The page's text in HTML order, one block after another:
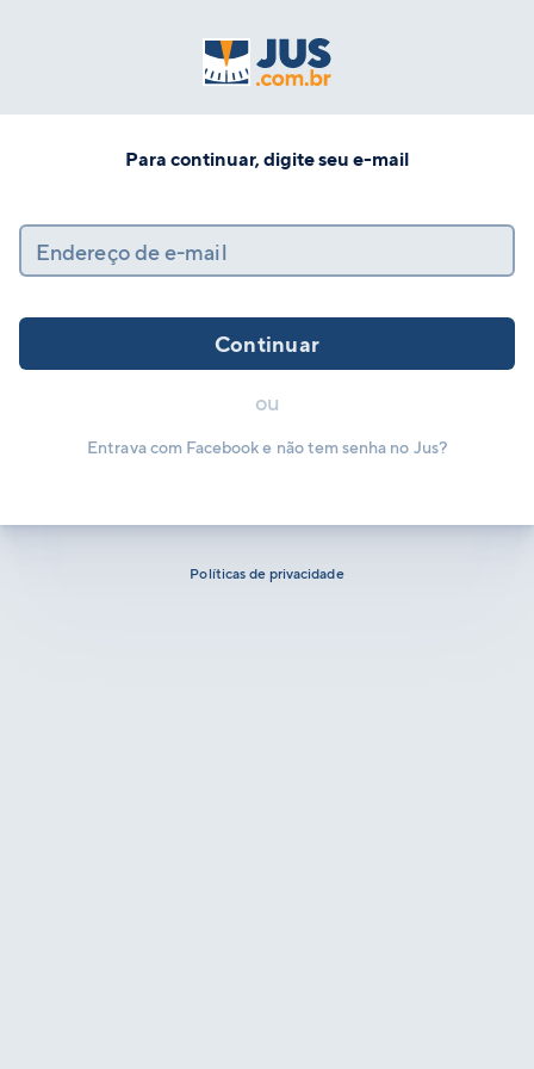
Para continuar, digite seu e-mail
Endereço de e-mail
Continuar
ou
Entrava com Facebook e não tem senha no Jus?
Políticas de privacidade